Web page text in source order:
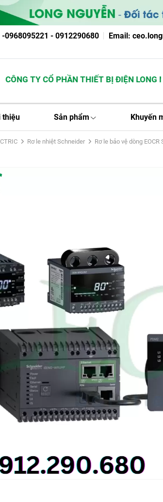
0968095221 - 0912290680 Email:
TY CỔ PHẦN THIẾT BỊ ĐIỆN LONG
thiệu Sản phẩm Khuyến
Rơ le nhiệt Schneider Rơ le bảo vệ dòng EOCR